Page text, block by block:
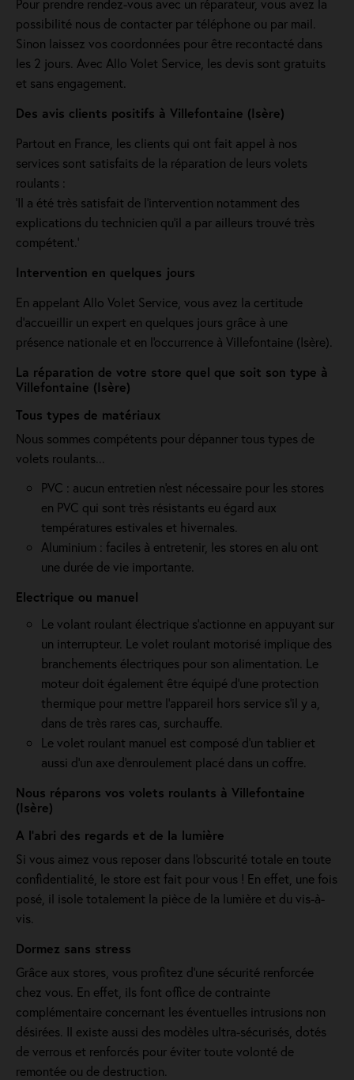
Pour prendre rendez-vous avec un réparateur, vous avez la
possibilité nous de contacter par téléphone ou par mail.
Sinon laissez vos coordonnées pour être recontacté dans
les 2 jours. Avec Allo Volet Service, les devis sont gratuits
et sans engagement.
Des avis clients positifs à Villefontaine (Isère)
Partout en France, les clients qui ont fait appel à nos
services sont satisfaits de la réparation de leurs volets
roulants :
'Il a été très satisfait de l’intervention notamment des
explications du technicien qu’il a par ailleurs trouvé très
compétent.'
Intervention en quelques jours
En appelant Allo Volet Service, vous avez la certitude
d'accueillir un expert en quelques jours grâce à une
présence nationale et en l'occurrence à Villefontaine (Isère).
La réparation de votre store quel que soit son type à
Villefontaine (Isère)
Tous types de matériaux
Nous sommes compétents pour dépanner tous types de
volets roulants...
PVC : aucun entretien n'est nécessaire pour les stores
en PVC qui sont très résistants eu égard aux
températures estivales et hivernales.
Aluminium : faciles à entretenir, les stores en alu ont
une durée de vie importante.
Electrique ou manuel
Le volant roulant électrique s'actionne en appuyant sur
un interrupteur. Le volet roulant motorisé implique des
branchements électriques pour son alimentation. Le
moteur doit également être équipé d'une protection
thermique pour mettre l'appareil hors service s'il y a,
dans de très rares cas, surchauffe.
Le volet roulant manuel est composé d'un tablier et
aussi d'un axe d'enroulement placé dans un coffre.
Nous réparons vos volets roulants à Villefontaine
(Isère)
A l'abri des regards et de la lumière
Si vous aimez vous reposer dans l'obscurité totale en toute
confidentialité, le store est fait pour vous ! En effet, une fois
posé, il isole totalement la pièce de la lumière et du vis-à-
vis.
Dormez sans stress
Grâce aux stores, vous profitez d'une sécurité renforcée
chez vous. En effet, ils font office de contrainte
complémentaire concernant les éventuelles intrusions non
désirées. Il existe aussi des modèles ultra-sécurisés, dotés
de verrous et renforcés pour éviter toute volonté de
remontée ou de destruction.